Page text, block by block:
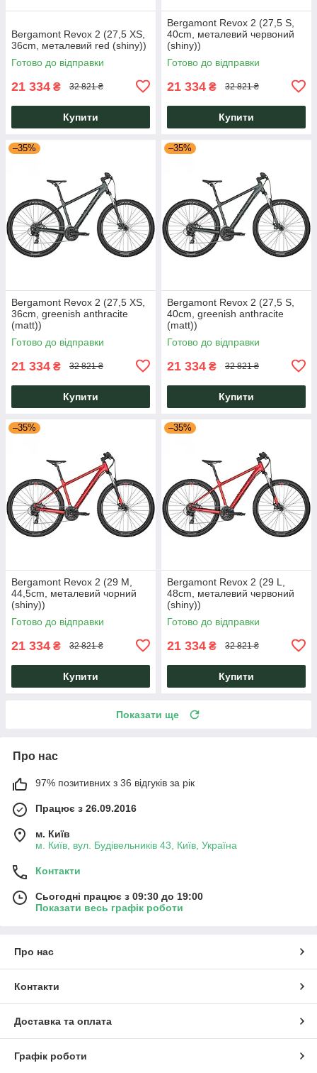
Bergamont Revox 2 (27,5 XS,
36cm, металевий red (shiny))
Готово до відправки
21 334 ₴ 32 821 ₴
Купити
Bergamont Revox 2 (27,5 S,
40cm, металевий червоний
(shiny))
Готово до відправки
21 334 ₴ 32 821 ₴
Купити
–35%
Bergamont Revox 2 (27,5 XS,
36cm, greenish anthracite
(matt))
Готово до відправки
21 334 ₴ 32 821 ₴
Купити
–35%
Bergamont Revox 2 (27,5 S,
40cm, greenish anthracite
(matt))
Готово до відправки
21 334 ₴ 32 821 ₴
Купити
–35%
Bergamont Revox 2 (29 M,
44,5cm, металевий чорний
(shiny))
Готово до відправки
21 334 ₴ 32 821 ₴
Купити
–35%
Bergamont Revox 2 (29 L,
48cm, металевий червоний
(shiny))
Готово до відправки
21 334 ₴ 32 821 ₴
Купити
Показати ще
Про нас
97% позитивних з 36 відгуків за рік
Працює з 26.09.2016
м. Київ
м. Київ, вул. Будівельників 43, Київ, Україна
Контакти
Сьогодні працює з 09:30 до 19:00
Показати весь графік роботи
Про нас
Контакти
Доставка та оплата
Графік роботи